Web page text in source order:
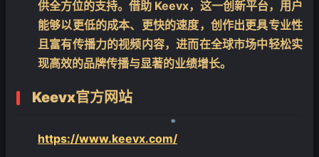
供全方位的支持。借助 Keevx，这一创新平台，用户
能够以更低的成本、更快的速度，创作出更具专业性
且富有传播力的视频内容，进而在全球市场中轻松实
现高效的品牌传播与显著的业绩增长。
Keevx官方网站
https://www.keevx.com/